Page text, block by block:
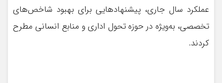
عملکرد سال جاری، پیشنهادهایی برای بهبود شاخص‌های
تخصصی، به‌ویژه در حوزه تحول اداری و منابع انسانی مطرح
کردند.